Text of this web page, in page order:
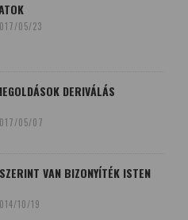
05/23
DERIVÁLÁS
05/07
VAN BIZONYÍTÉK ISTEN
10/19